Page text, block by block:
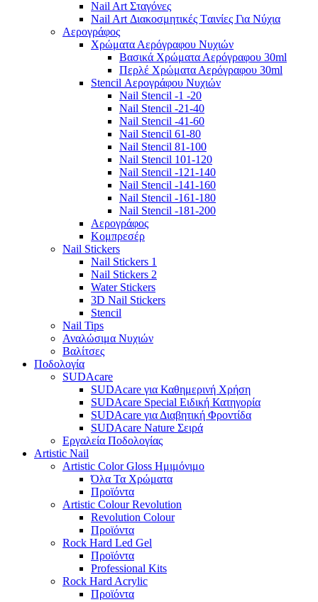
Nail Art Σταγόνες
Nail Art Διακοσμητικές Tαινίες Για Νύχια
Αερογράφος
Χρώματα Αερόγραφου Νυχιών
Βασικά Χρώματα Αερόγραφου 30ml
Περλέ Χρώματα Αερόγραφου 30ml
Stencil Αερογράφου Νυχιών
Nail Stencil -1 -20
Nail Stencil -21-40
Nail Stencil -41-60
Nail Stencil 61-80
Nail Stencil 81-100
Nail Stencil 101-120
Nail Stencil -121-140
Nail Stencil -141-160
Nail Stencil -161-180
Nail Stencil -181-200
Αερογράφoς
Κομπρεσέρ
Nail Stickers
Nail Stickers 1
Nail Stickers 2
Water Stickers
3D Nail Stickers
Stencil
Nail Tips
Αναλώσιμα Νυχιών
Βαλίτσες
Ποδολογία
SUDAcare
SUDAcare για Καθημερινή Χρήση
SUDAcare Special Ειδική Κατηγορία
SUDAcare για Διαβητική Φροντίδα
SUDAcare Nature Σειρά
Εργαλεία Ποδολογίας
Artistic Nail
Artistic Color Gloss Ημιμόνιμο
Όλα Τα Χρώματα
Προϊόντα
Artistic Colour Revolution
Revolution Colour
Προϊόντα
Rock Hard Led Gel
Προϊόντα
Professional Kits
Rock Hard Acrylic
Προϊόντα